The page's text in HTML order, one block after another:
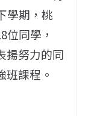
學期，桃
位同學，
揚努力的同
班課程。